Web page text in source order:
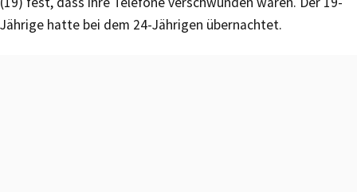
Jährige hatte bei dem 24-Jährigen übernachtet.